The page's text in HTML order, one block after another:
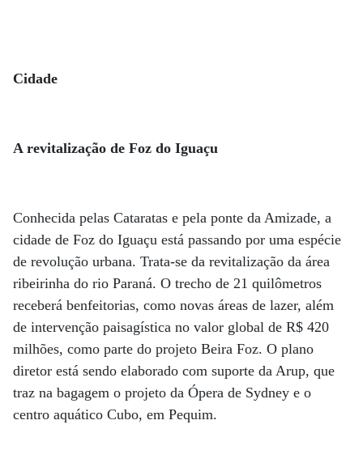
Cidade
A revitalização de Foz do Iguaçu
Conhecida pelas Cataratas e pela ponte da Amizade, a
cidade de Foz do Iguaçu está passando por uma espécie
de revolução urbana. Trata-se da revitalização da área
ribeirinha do rio Paraná. O trecho de 21 quilômetros
receberá benfeitorias, como novas áreas de lazer, além
de intervenção paisagística no valor global de R$ 420
milhões, como parte do projeto Beira Foz. O plano
diretor está sendo elaborado com suporte da Arup, que
traz na bagagem o projeto da Ópera de Sydney e o
centro aquático Cubo, em Pequim.